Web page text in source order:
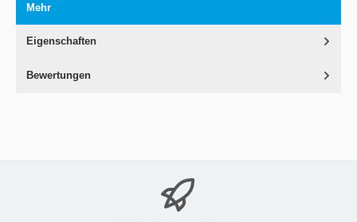
Mehr
Eigenschaften
Bewertungen